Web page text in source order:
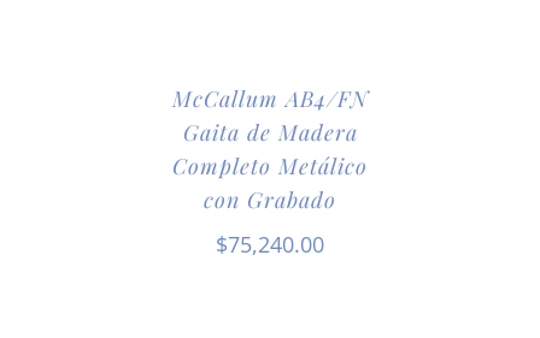
McCallum AB4/FN
Gaita de Madera
Completo Metálico
con Grabado
$75,240.00